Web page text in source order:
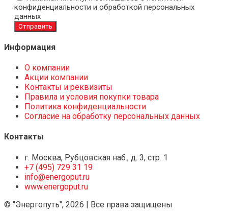
конфиденциальности и обработкой персональных
данных
Отправить
Информация
О компании
Акции компании
Контакты и реквизиты
Правила и условия покупки товара
Политика конфиденциальности
Согласие на обработку персональных данных
Контакты
г. Москва, Рубцовская наб., д. 3, стр. 1
+7 (495) 729 31 19
info@energoput.ru
www.energoput.ru
© "Энергопуть", 2026 | Все права защищены